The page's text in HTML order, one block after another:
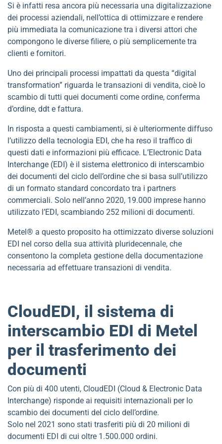
Si è infatti resa ancora più necessaria una digitalizzazione
dei processi aziendali, nell’ottica di ottimizzare e rendere
più immediata la comunicazione tra i diversi attori che
compongono le diverse filiere, o più semplicemente tra
clienti e fornitori.
Uno dei principali processi impattati da questa “digital
transformation” riguarda le transazioni di vendita, cioè lo
scambio di tutti quei documenti come ordine, conferma
d’ordine, ddt e fattura.
In risposta a questi cambiamenti, si è ulteriormente diffuso
l’utilizzo della tecnologia EDI, che ha reso il traffico di
questi dati e informazioni più efficace. L’Electronic Data
Interchange (EDI) è il sistema elettronico di interscambio
dei documenti del ciclo dell’ordine che si basa sull’utilizzo
di un formato standard concordato tra i partners
commerciali. Solo nell’anno 2020, 19.000 imprese hanno
utilizzato l’EDI, scambiando 252 milioni di documenti.
Metel® a questo proposito ha ottimizzato diverse soluzioni
EDI nel corso della sua attività pluridecennale, che
consentono la completa gestione della documentazione
necessaria ad effettuare transazioni di vendita.
CloudEDI, il sistema di
interscambio EDI di Metel
per il trasferimento dei
documenti
Con più di 400 utenti, CloudEDI (Cloud & Electronic Data
Interchange) risponde ai requisiti internazionali per lo
scambio dei documenti del ciclo dell’ordine.
Solo nel 2021 sono stati trasferiti più di 20 milioni di
documenti EDI di cui oltre 1.500.000 ordini.